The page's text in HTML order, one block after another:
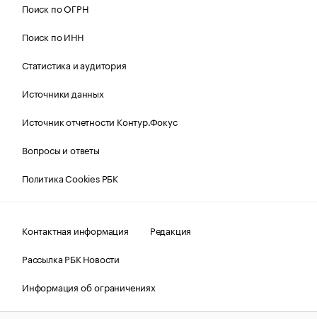
Поиск по ОГРН
Поиск по ИНН
Статистика и аудитория
Источники данных
Источник отчетности Контур.Фокус
Вопросы и ответы
Политика Cookies РБК
Контактная информация
Редакция
Рассылка РБК Новости
Информация об ограничениях
Правовая информация
О соблюдении авторских прав